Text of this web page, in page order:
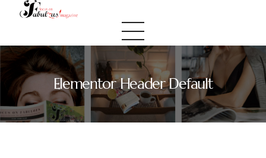
Elementor Header Default